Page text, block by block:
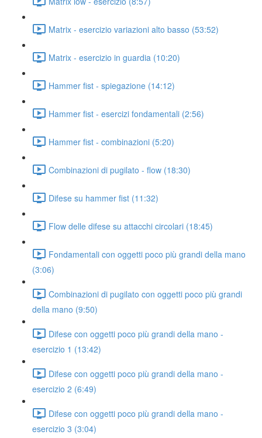
Matrix - esercizio variazioni alto basso (53:52)
Matrix - esercizio in guardia (10:20)
Hammer fist - spiegazione (14:12)
Hammer fist - esercizi fondamentali (2:56)
Hammer fist - combinazioni (5:20)
Combinazioni di pugilato - flow (18:30)
Difese su hammer fist (11:32)
Flow delle difese su attacchi circolari (18:45)
Fondamentali con oggetti poco più grandi della mano
(3:06)
Combinazioni di pugilato con oggetti poco più grandi
della mano (9:50)
Difese con oggetti poco più grandi della mano -
esercizio 1 (13:42)
Difese con oggetti poco più grandi della mano -
esercizio 2 (6:49)
Difese con oggetti poco più grandi della mano -
esercizio 3 (3:04)